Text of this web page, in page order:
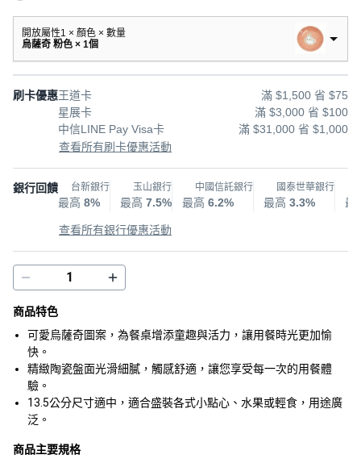
開放屬性1 × 顏色 × 數量
烏薩奇 粉色 × 1個
刷卡優惠王道卡
滿 $1,500 省 $75
星展卡
滿 $3,000 省 $100
中信LINE Pay Visa卡
滿 $31,000 省 $1,000
查看所有刷卡優惠活動
銀行回饋 台新銀行
最高 8%
玉山銀行
最高 7.5%
中國信託銀行
最高 6.2%
國泰世華銀行
最高 3.3% 最
查看所有銀行優惠活動
商品特色
可愛烏薩奇圖案，為餐桌增添童趣與活力，讓用餐時光更加愉
快。
精緻陶瓷盤面光滑細膩，觸感舒適，讓您享受每一次的用餐體
驗。
13.5公分尺寸適中，適合盛裝各式小點心、水果或輕食，用途廣
泛。
商品主要規格